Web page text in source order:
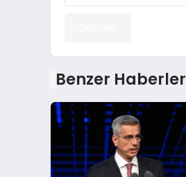
Benzer Haberler